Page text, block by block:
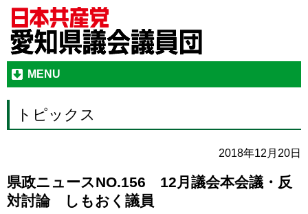
MENU
トピックス
2018年12月20日
県政ニュースNO.156 12月議会本会議・反
対討論 しもおく議員